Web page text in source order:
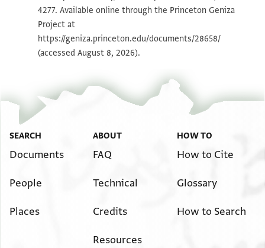
קוג̇אראס קטנים 3 קוג̇ארה גדולה 1 פירוניס 2 באקראג̇ 1
דראמאס 544 קיניינטאס אי קוארינטה אי קואטרו
קון לה קאג̇ירה דיל קוג̇יאו קי איס די פאלו אי אין
דיטה פלאטה לי טינגו קי דאר ריאליס סיין לאלמנת
שלמה ן צהל נע׳ סינון שטר קיים שיש בידה וש׳
קוריאל
ס̇ט̇
Image Permissions Statement
4277. Available online through the Princeton Geniza
Project at
https://geniza.princeton.edu/documents/28658/
(accessed August 8, 2026).
SEARCH
Documents
People
Places
ABOUT
FAQ
Technical
Credits
Resources
HOW TO
How to Cite
Glossary
How to Search